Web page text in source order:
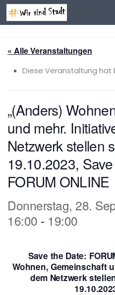
Zum Inhalt springen
« Alle Veranstaltungen
Diese Veranstaltung
„(Anders)
und mehr.
Netzwerk stellen
19.10.2023,
FORUM ONLINE
Donnerstag, 28.
16:00 - 19:00
Save the Date:
Wohnen, Gemeinschaft
dem Netzwerk